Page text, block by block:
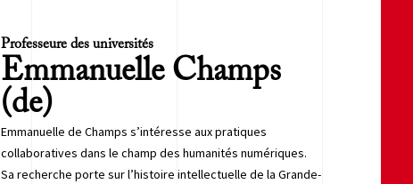
Professeure des universités
EmmanuelleChamps
(de)
Emmanuelle de Champs s’intéresse aux pratiques
collaboratives dans le champ des humanités numériques.
Sa recherche porte sur l’histoire intellectuelle de la Grande-